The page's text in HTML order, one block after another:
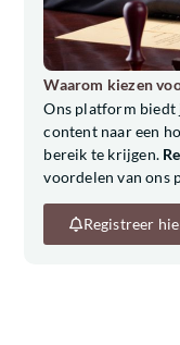
Waarom kiezen
Ons platform biedt
content naar een
bereik te krijgen.
voordelen van ons
Registreer